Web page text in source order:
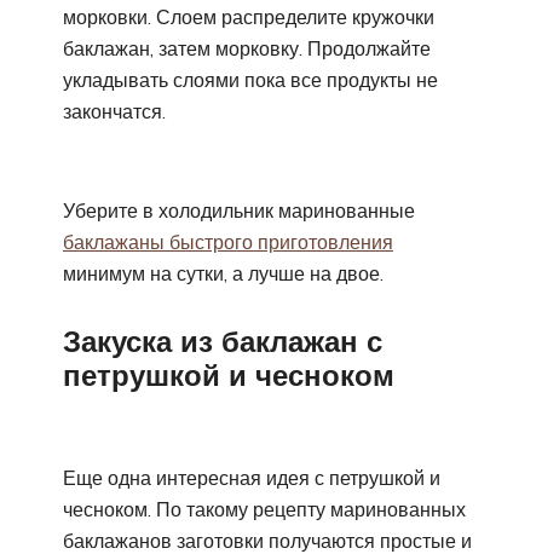
морковки. Слоем распределите кружочки
баклажан, затем морковку. Продолжайте
укладывать слоями пока все продукты не
закончатся.
Уберите в холодильник маринованные
баклажаны быстрого приготовления
минимум на сутки, а лучше на двое.
Закуска из баклажан с
петрушкой и чесноком
Еще одна интересная идея с петрушкой и
чесноком. По такому рецепту маринованных
баклажанов заготовки получаются простые и